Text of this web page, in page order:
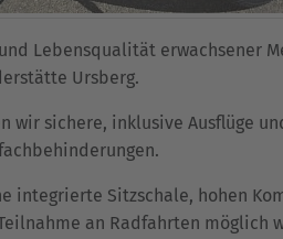
Lebensqualität erwachsener
Ursberg.
wir sichere, inklusive Ausflüge
integrierte Sitzschale, hohen
an Radfahrten möglich